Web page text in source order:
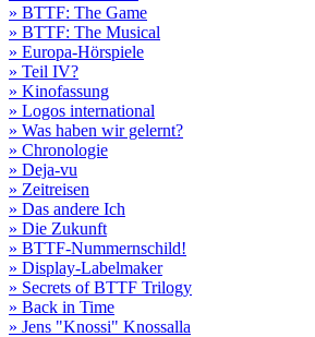
» BTTF: The Game
» BTTF: The Musical
» Europa-Hörspiele
» Teil IV?
» Kinofassung
» Logos international
» Was haben wir gelernt?
» Chronologie
» Deja-vu
» Zeitreisen
» Das andere Ich
» Die Zukunft
» BTTF-Nummernschild!
» Display-Labelmaker
» Secrets of BTTF Trilogy
» Back in Time
» Jens "Knossi" Knossalla